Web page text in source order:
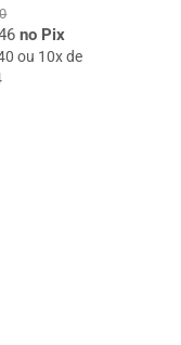
no Pix
ou 10x de